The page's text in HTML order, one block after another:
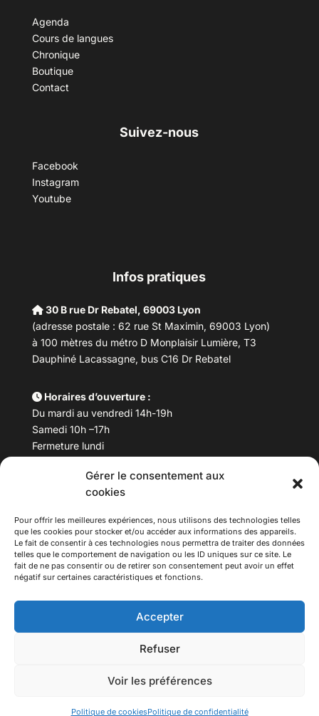
Gérer le consentement aux
cookies
Pour offrir les meilleures expériences, nous utilisons des technologies telles
que les cookies pour stocker et/ou accéder aux informations des appareils.
Le fait de consentir à ces technologies nous permettra de traiter des données
telles que le comportement de navigation ou les ID uniques sur ce site. Le
fait de ne pas consentir ou de retirer son consentement peut avoir un effet
négatif sur certaines caractéristiques et fonctions.
Accepter
Refuser
Voir les préférences
Politique de cookiesPolitique de confidentialité
Agenda
Cours de langues
Chronique
Boutique
Contact
Suivez-nous
Facebook
Instagram
Youtube
Infos pratiques
30 B rue Dr Rebatel, 69003 Lyon
(adresse postale : 62 rue St Maximin, 69003 Lyon)
à 100 mètres du métro D Monplaisir Lumière, T3
Dauphiné Lacassagne, bus C16 Dr Rebatel
Horaires d’ouverture :
Du mardi au vendredi 14h-19h
Samedi 10h –17h
Fermeture lundi
Téléphone : 04 78 53 06 40
maisondesculturesasiatiques@asiexpo.com
Tous droits réservés.